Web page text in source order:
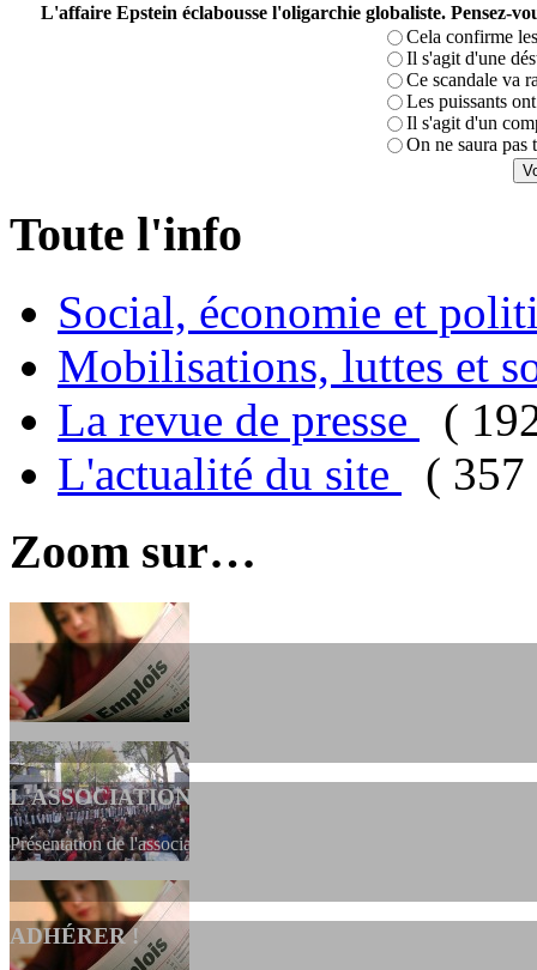
L'affaire Epstein éclabousse l'oligarchie globaliste. Pensez-
Cela confirme
Il s'agit d'une
Ce scandale va
Les puissants
Il s'agit d'un
On ne saura pas
Toute l'info
Social, économie et
Mobilisations, luttes et
La revue de presse
(
L'actualité du site
( 357
Zoom sur…
L'ASSOCIATION
Présentation de l'association et de sa charte qui encadre nos actions
ADHÉRER !